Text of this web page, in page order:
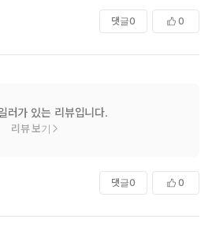
댓글0 0
러가 있는 리뷰입니다.
리뷰 보기
댓글0 0